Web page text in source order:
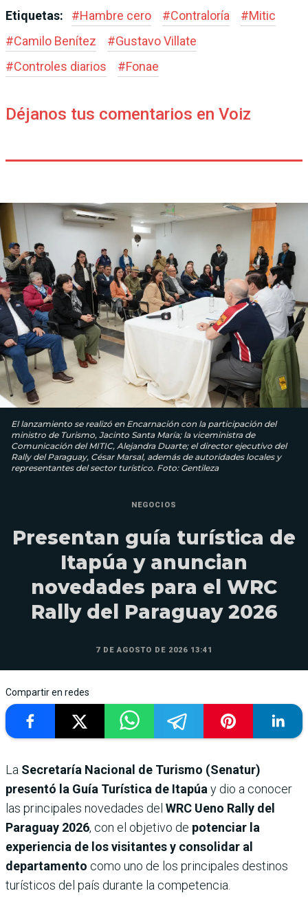
Etiquetas: #Hambre cero #Contraloría #Mitic
#Camilo Benítez #Gustavo Villate
#Controles diarios #Fonae
Déjanos tus comentarios en Voiz
El lanzamiento se realizó en Encarnación con la participación del
ministro de Turismo, Jacinto Santa María; la viceministra de
Comunicación del MITIC, Alejandra Duarte; el director ejecutivo del
Rally del Paraguay, César Marsal, además de autoridades locales y
representantes del sector turístico. Foto: Gentileza
NEGOCIOS
Presentan guía turística de
Itapúa y anuncian
novedades para el WRC
Rally del Paraguay 2026
7 DE AGOSTO DE 2026 13:41
Compartir en redes
La Secretaría Nacional de Turismo (Senatur)
presentó la Guía Turística de Itapúay dio a conocer
las principales novedades del WRC Ueno Rally del
Paraguay 2026, con el objetivo de potenciar la
experiencia de los visitantes y consolidar al
departamento como uno de los principales destinos
turísticos del país durante la competencia.